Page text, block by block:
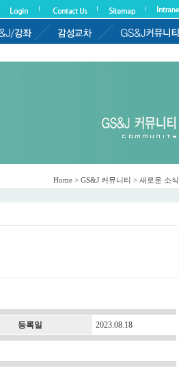
Home > GS&J 커뮤니티 > 새로운 소식
등록일 2023.08.18